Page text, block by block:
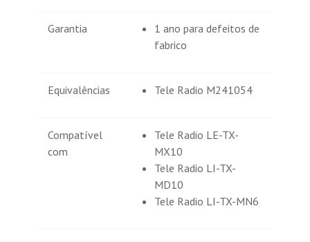
Garantia
1 ano para defeitos de
fabrico
Equivalências Tele Radio M241054
Compatível
com
Tele Radio LE-TX-
MX10
Tele Radio LI-TX-
MD10
Tele Radio LI-TX-MN6